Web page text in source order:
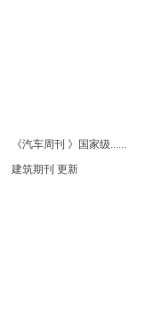
《汽车周刊 》国家级......
建筑期刊 更新